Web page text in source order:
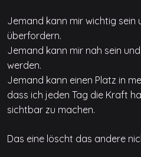
Jemand kann mir wichtig sein
überfordern.
Jemand kann mir nah sein
werden.
Jemand kann einen Platz in
dass ich jeden Tag die Kraft
sichtbar zu machen.
Das eine löscht das andere